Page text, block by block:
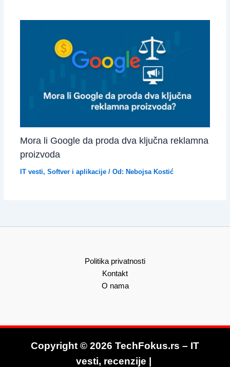
Mora li Google da proda dva ključna reklamna
proizvoda
IT vesti, Softver i aplikacije/ Od: Nebojsa Kostić
Politika privatnosti
Kontakt
O nama
Copyright © 2026 TechFokus.rs – IT
vesti, recenzije |